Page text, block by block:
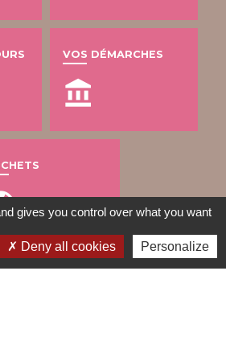
VOS DÉMARCHES
account_balance
gives you control over what you want
Deny all cookies Personalize